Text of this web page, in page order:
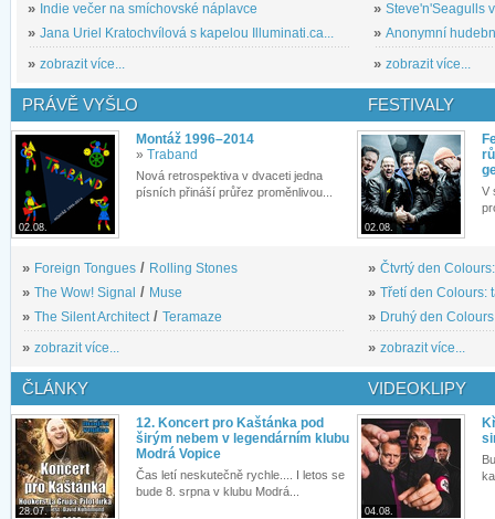
» Indie večer na smíchovské náplavce
» Jana Uriel Kratochvílová s kapelou Illuminati.ca...
» zobrazit více...
» Steve'n'Seagulls
» Anonymní
» zobrazit více...
PRÁVĚ VYŠLO
02.08.
Montáž 1996–2014
» Traband
Nová retrospektiva v dvaceti jedna
písních přináší průřez proměnlivou...
» Foreign Tongues / Rolling Stones
» The Wow! Signal / Muse
» The Silent Architect/ Teramaze
» zobrazit více...
FESTIVALY
02.08.
V
» Čtvrtý den
» Třetí den Colours:
» Druhý den
» zobrazit více...
ČLÁNKY
28.07.
12. Koncert pro Kaštánka pod
širým nebem v legendárním klubu
Modrá Vopice
Čas letí neskutečně rychle.... I letos se
bude 8. srpna v klubu Modrá...
VIDEOKLIPY
04.08.